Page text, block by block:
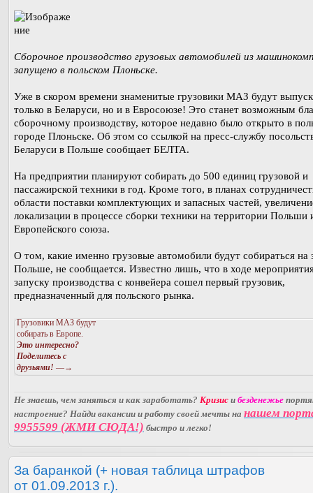
Сборочное производство грузовых автомобилей из
запущено в польском Плоньске.
Уже в скором времени знаменитые грузовики МАЗ будут
только в Беларуси, но и в Евросоюзе! Это станет возможным
сборочному производству, которое недавно было открыто в
городе Плоньске. Об этом со ссылкой на пресс-службу
Беларуси в Польше сообщает БЕЛТА.
На предприятии планируют собирать до 500 единиц грузовой и
пассажирской техники в год. Кроме того, в планах
области поставки комплектующих и запасных частей,
локализации в процессе сборки техники на территории Польши
Европейского союза.
О том, какие именно грузовые автомобили будут собираться на
Польше, не сообщается. Известно лишь, что в ходе
запуску производства с конвейера сошел первый грузовик,
предназначенный для польского рынка.
Грузовики МАЗ будут
собирать в Европе.
Это интересно?
Поделитесь с
друзьями! —→
Не знаешь, чем заняться и как заработать? Кризис и безденежье
настроение? Найди вакансии и работу своей мечты на нашем
9955599 (ЖМИ СЮДА!) быстро и легко!
За баранкой (+ новая таблица штрафов
от 01.09.2013 г.).